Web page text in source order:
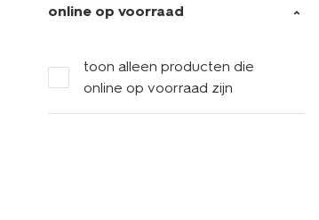
online op voorraad
toon alleen producten die
online op voorraad zijn